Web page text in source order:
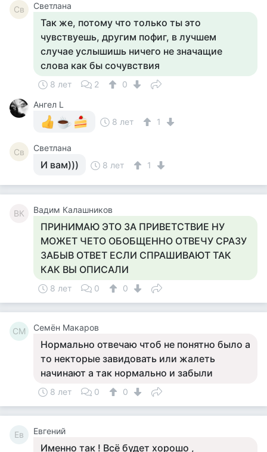
Св Светлана
Так же, потому что только ты это
чувствуешь, другим пофиг, в лучшем
случае услышишь ничего не значащие
слова как бы сочувствия
8 лет 2
0
Ангел L
8 лет
1
Св Светлана
И вам))) 8 лет 1
ВК Вадим Калашников
ПРИНИМАЮ ЭТО ЗА ПРИВЕТСТВИЕ НУ
МОЖЕТ ЧЕТО ОБОБЩЕННО ОТВЕЧУ СРАЗУ
ЗАБЫВ ОТВЕТ ЕСЛИ СПРАШИВАЮТ ТАК
КАК ВЫ ОПИСАЛИ
8 лет 0 0
СМ Семён Макаров
Нормально отвечаю чтоб не понятно было а
то некторые завидовать или жалеть
начинают а так нормально и забыли
8 лет 0 0
Ев Евгений
Именно так ! Всё будет хорошо ,